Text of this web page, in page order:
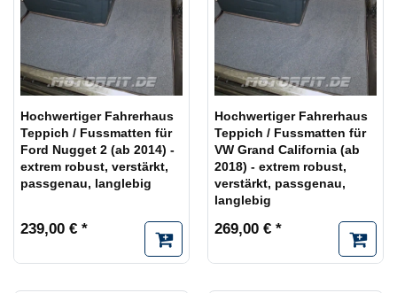
Hochwertiger Fahrerhaus
Teppich / Fussmatten für
Ford Nugget 2 (ab 2014) -
extrem robust, verstärkt,
passgenau, langlebig
239,00 € *
Hochwertiger Fahrerhaus
Teppich / Fussmatten für
VW Grand California (ab
2018) - extrem robust,
verstärkt, passgenau,
langlebig
269,00 € *